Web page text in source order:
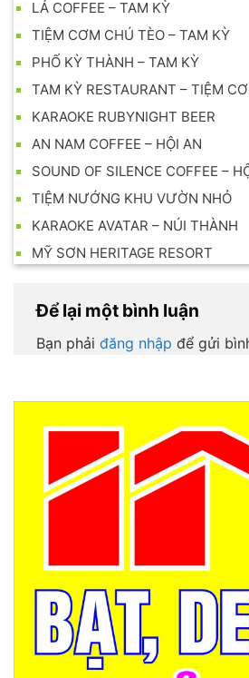
LÁ COFFEE – TAM KỲ
TIỆM CƠM CHÚ TÈO – TAM KỲ
PHỐ KỲ THÀNH – TAM KỲ
TAM KỲ RESTAURANT – TIỆM
KARAOKE RUBYNIGHT BEER
AN NAM COFFEE – HỘI AN
SOUND OF SILENCE COFFEE –
TIỆM NƯỚNG KHU VƯỜN NHỎ
KARAOKE AVATAR – NÚI THÀNH
MỸ SƠN HERITAGE RESORT
Để lại một bình luận
Bạn phải đăng nhập để gửi